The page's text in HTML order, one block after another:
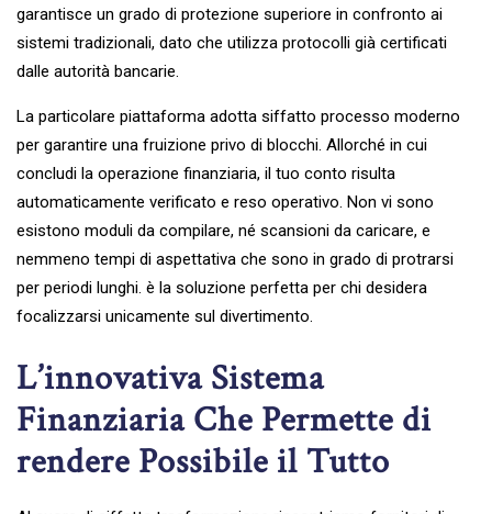
garantisce un grado di protezione superiore in confronto ai
sistemi tradizionali, dato che utilizza protocolli già certificati
dalle autorità bancarie.
La particolare piattaforma adotta siffatto processo moderno
per garantire una fruizione privo di blocchi. Allorché in cui
concludi la operazione finanziaria, il tuo conto risulta
automaticamente verificato e reso operativo. Non vi sono
esistono moduli da compilare, né scansioni da caricare, e
nemmeno tempi di aspettativa che sono in grado di protrarsi
per periodi lunghi. è la soluzione perfetta per chi desidera
focalizzarsi unicamente sul divertimento.
L’innovativa Sistema
Finanziaria Che Permette di
rendere Possibile il Tutto